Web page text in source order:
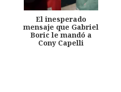
El inesperado
mensaje que Gabriel
Boric le mandó a
Cony Capelli